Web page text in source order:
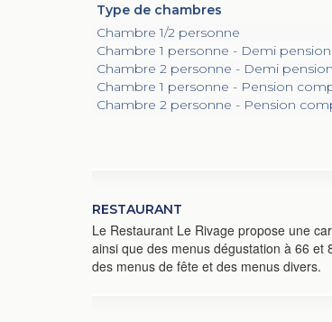
Type de chambres
Chambre 1/2 personne
Chambre 1 personne - Demi pension
Chambre 2 personne - Demi pension
Chambre 1 personne - Pension
Chambre 2 personne - Pension
RESTAURANT
Le Restaurant Le Rivage propose une
ainsi que des menus dégustation à 66 et
des menus de fête et des menus divers.